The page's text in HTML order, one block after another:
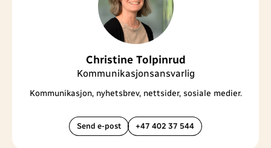
Christine Tolpinrud
Kommunikasjonsansvarlig
Kommunikasjon, nyhetsbrev, nettsider, sosiale medier.
Send e-post +47 402 37 544